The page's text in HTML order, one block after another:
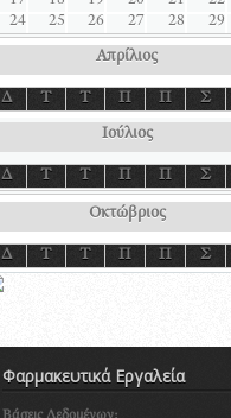
24
25 26 27 28 29
Απρίλιος
Δ Τ Τ Π Π Σ
Ιούλιος
Δ Τ Τ Π Π Σ
Οκτώβριος
Δ Τ Τ Π Π Σ
Φαρμακευτικά Εργαλεία
Βάσεις Δεδομένων: